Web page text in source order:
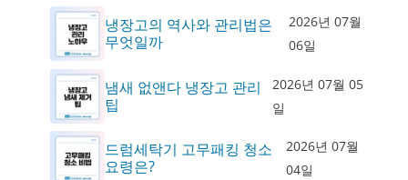
냉장고의 역사와 관리법은
무엇일까
2026년 07월
06일
냄새 없앤다 냉장고 관리
팁
2026년 07월 05
일
드럼세탁기 고무패킹 청소
요령은?
2026년 07월
04일